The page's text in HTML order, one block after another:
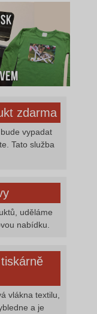
zdarma
vypadat
Tato služba
uděláme
nabídku.
vlákna textilu,
a je